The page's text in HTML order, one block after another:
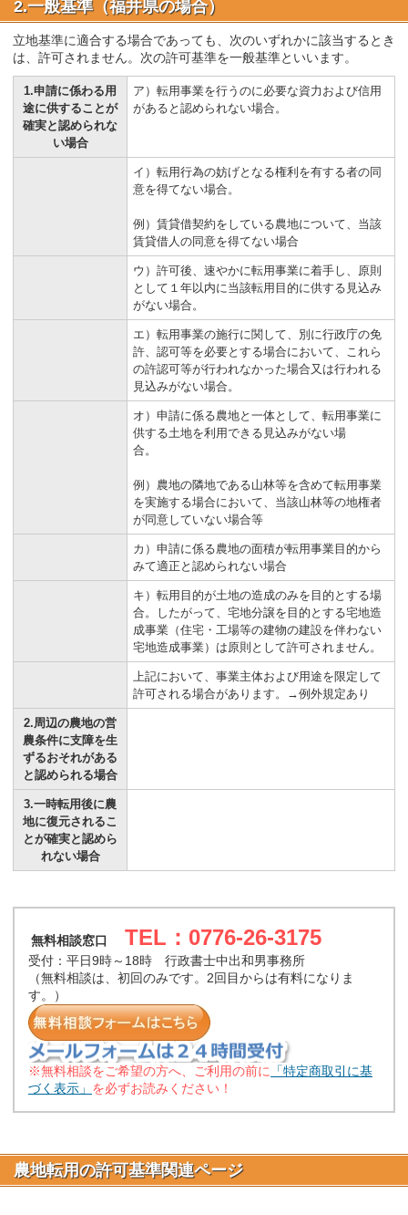
2.一般基準（福井県の場合）
立地基準に適合する場合であっても、次のいずれかに該当するとき
は、許可されません。次の許可基準を一般基準といいます。
1.申請に係わる用
途に供することが
確実と認められな
い場合
ア）転用事業を行うのに必要な資力および信用
があると認められない場合。
イ）転用行為の妨げとなる権利を有する者の同
意を得てない場合。
例）賃貸借契約をしている農地について、当該
賃貸借人の同意を得てない場合
ウ）許可後、速やかに転用事業に着手し、原則
として１年以内に当該転用目的に供する見込み
がない場合。
エ）転用事業の施行に関して、別に行政庁の免
許、認可等を必要とする場合において、これら
の許認可等が行われなかった場合又は行われる
見込みがない場合。
オ）申請に係る農地と一体として、転用事業に
供する土地を利用できる見込みがない場
合。
例）農地の隣地である山林等を含めて転用事業
を実施する場合において、当該山林等の地権者
が同意していない場合等
カ）申請に係る農地の面積が転用事業目的から
みて適正と認められない場合
キ）転用目的が土地の造成のみを目的とする場
合。したがって、宅地分譲を目的とする宅地造
成事業（住宅・工場等の建物の建設を伴わない
宅地造成事業）は原則として許可されません。
上記において、事業主体および用途を限定して
許可される場合があります。→例外規定あり
2.周辺の農地の営
農条件に支障を生
ずるおそれがある
と認められる場合
3.一時転用後に農
地に復元されるこ
とが確実と認めら
れない場合
無料相談窓口 TEL：0776-26-3175
受付：平日9時～18時 行政書士中出和男事務所
（無料相談は、初回のみです。2回目からは有料になりま
す。）
※無料相談をご希望の方へ、ご利用の前に
「特定商取引に基
づく表示」 を必ずお読みください！
農地転用の許可基準関連ページ